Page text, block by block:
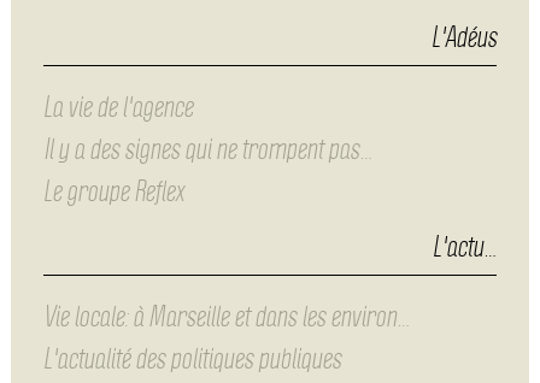
L'Adéus
La vie de l'agence
Il y a des signes qui ne trompent pas…
Le groupe Reflex
L'actu…
Vie locale: à Marseille et dans les environ…
L'actualité des politiques publiques